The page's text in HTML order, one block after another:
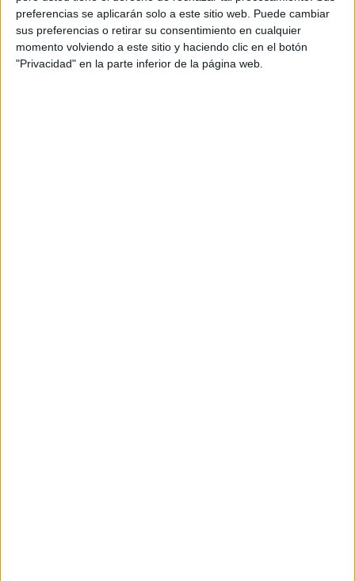
preferencias se aplicarán solo a este sitio web. Puede cambiar
sus preferencias o retirar su consentimiento en cualquier
momento volviendo a este sitio y haciendo clic en el botón
"Privacidad" en la parte inferior de la página web.
Olímpicos.
El país vecino consiguió la victoria ante los
norteamericanos en un gran partido en el que Soufiane